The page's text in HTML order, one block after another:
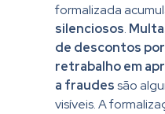
formalizada
silenciosos.
de descontos
retrabalho em
a fraudessão
visíveis. A